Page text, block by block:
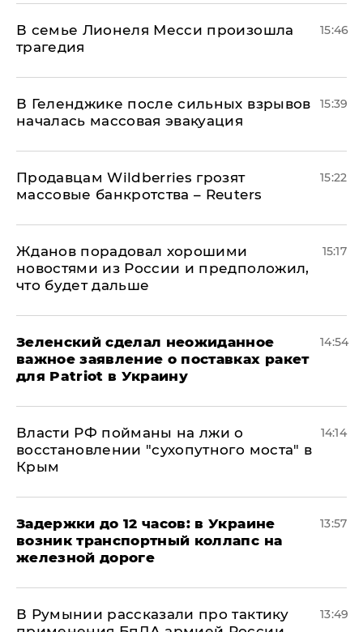
В семье Лионеля Месси произошла
трагедия
15:46
В Геленджике после сильных взрывов
началась массовая эвакуация
15:39
Продавцам Wildberries грозят
массовые банкротства – Reuters
15:22
Жданов порадовал хорошими
новостями из России и предположил,
что будет дальше
15:17
Зеленский сделал неожиданное
важное заявление о поставках ракет
для Patriot в Украину
14:54
Власти РФ пойманы на лжи о
восстановлении "сухопутного моста" в
Крым
14:14
Задержки до 12 часов: в Украине
возник транспортный коллапс на
железной дороге
13:57
В Румынии рассказали про тактику
13:49